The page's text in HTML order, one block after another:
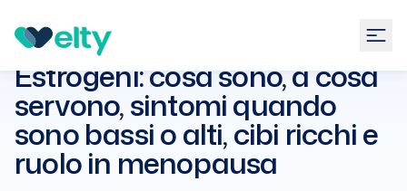
Guide Ginecologia
bassi o alti, cibi ricchi e ruolo in
menopausa
Estrogeni: cosa sono, a cosa
servono, sintomi quando
sono bassi o alti, cibi ricchi e
ruolo in menopausa